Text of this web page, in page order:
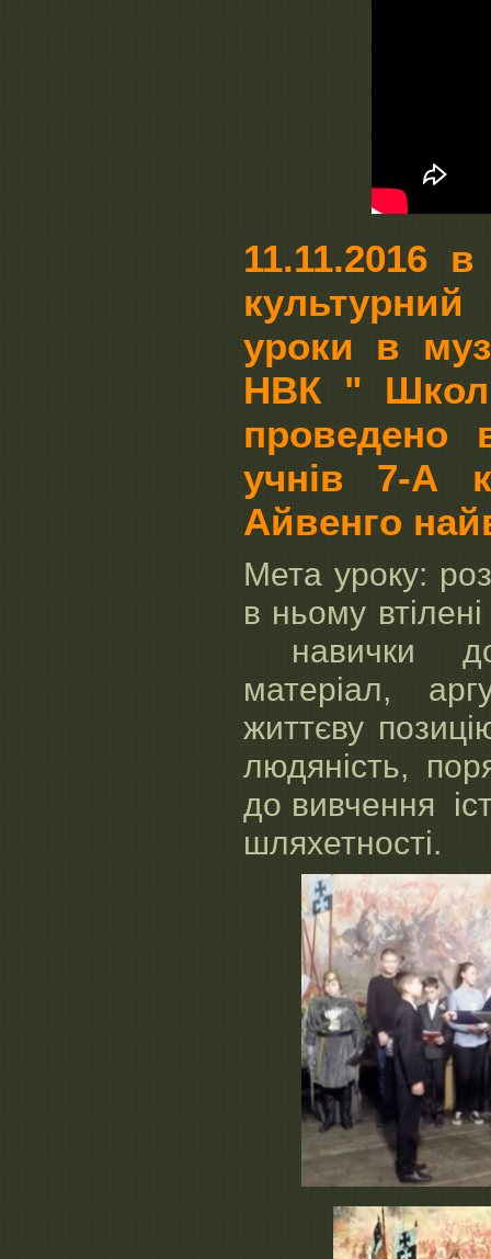
11.11.2016
уроки в
НВК "
проведено
учнів 7-А
Айвенго
Мета уроку:
в ньому
навички
матеріал,
життєву
людяність,
до вивчення
шляхетності.